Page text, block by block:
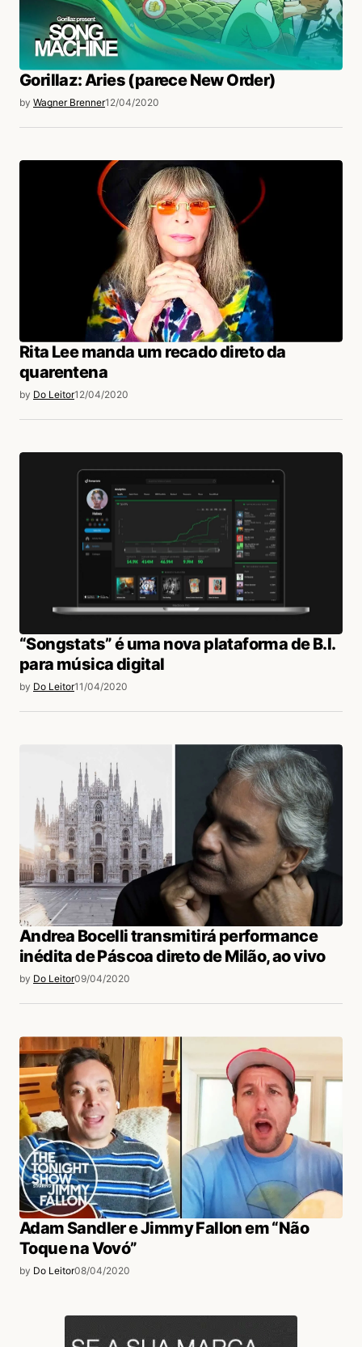
Gorillaz: Aries (parece New Order)
by Wagner Brenner12/04/2020
Rita Lee manda um recado direto da
quarentena
by Do Leitor12/04/2020
“Songstats” é uma nova plataforma de B.I.
para música digital
by Do Leitor11/04/2020
Andrea Bocelli transmitirá performance
inédita de Páscoa direto de Milão, ao vivo
by Do Leitor09/04/2020
Adam Sandler e Jimmy Fallon em “Não
Toque na Vovó”
by Do Leitor08/04/2020